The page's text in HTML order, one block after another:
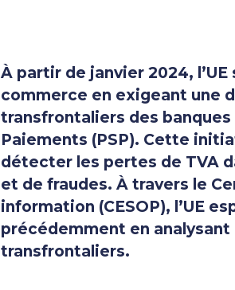
À partir de janvier 2024, l’UE
commerce en exigeant une
transfrontaliers des
Paiements (PSP). Cette
détecter les pertes de TVA
et de fraudes. À travers le
information (CESOP), l’UE
précédemment en
transfrontaliers.